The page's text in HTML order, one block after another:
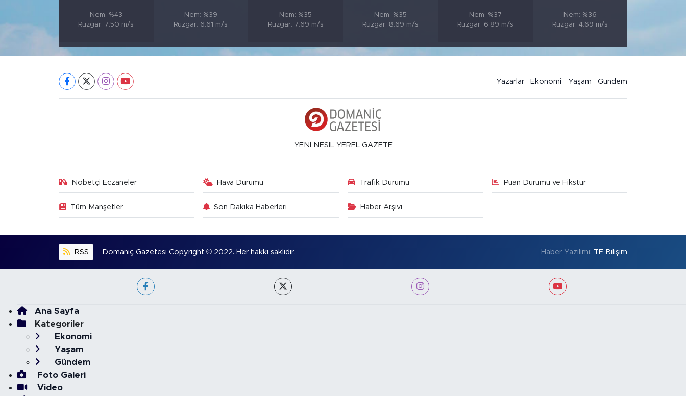
Nem: %43
Rüzgar: 7.50 m/s
Nem: %39
Rüzgar: 6.61 m/s
Nem: %35
Rüzgar: 7.69 m/s
Nem: %35
Rüzgar: 8.69 m/s
Nem: %37
Rüzgar: 6.89 m/s
Nem: %36
Rüzgar: 4.69 m/s
Yazarlar Ekonomi Yaşam Gündem
YENİ NESİL YEREL GAZETE
Nöbetçi Eczaneler Hava Durumu Trafik Durumu Puan Durumu ve Fikstür
Tüm Manşetler Son Dakika Haberleri Haber Arşivi
RSS Domaniç Gazetesi Copyright © 2022. Her hakkı saklıdır. Haber Yazılımı: TE Bilişim
Ana Sayfa
Kategoriler
Ekonomi
Yaşam
Gündem
Foto Galeri
Video